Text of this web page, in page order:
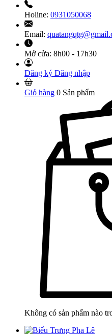
Holine: 0931050068
Email:
Mở cửa: 8h00 - 17h30
Đăng ký Đăng nhập
Giỏ hàng 0 Sản phẩm
Không có sản phẩm nào